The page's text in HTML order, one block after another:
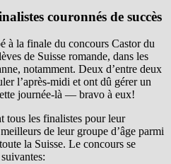
couronnés de succès
à la finale du concours Castor du
de Suisse romande, dans les
notamment. Deux d’entre deux
l’après-midi et ont dû gérer un
journée-là — bravo à eux!
tous les finalistes pour leur
de leur groupe d’âge parmi
la Suisse. Le concours se